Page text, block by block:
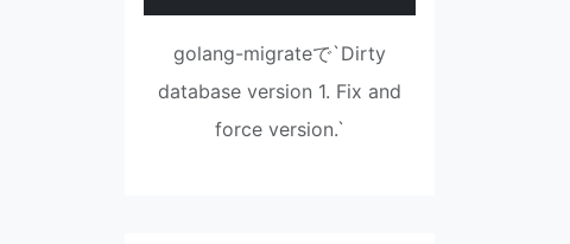
golang-migrateで`Dirty
database version 1. Fix and
force version.`